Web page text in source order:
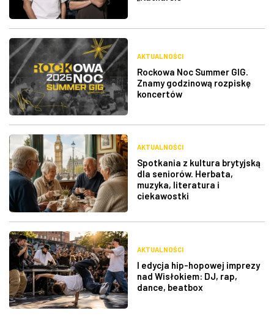
AKTUALNOŚCI
Rockowa Noc Summer GIG.
Znamy godzinową rozpiskę
koncertów
AKTUALNOŚCI
Spotkania z kultura brytyjską
dla seniorów. Herbata,
muzyka, literatura i
ciekawostki
AKTUALNOŚCI
I edycja hip-hopowej imprezy
nad Wisłokiem: DJ, rap,
dance, beatbox